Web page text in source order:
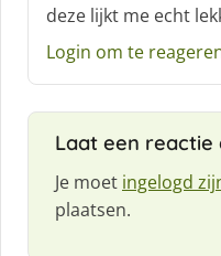
h
r
deze lijkt me echt
Login om te
Laat een reactie
Je moet ingelogd
plaatsen.